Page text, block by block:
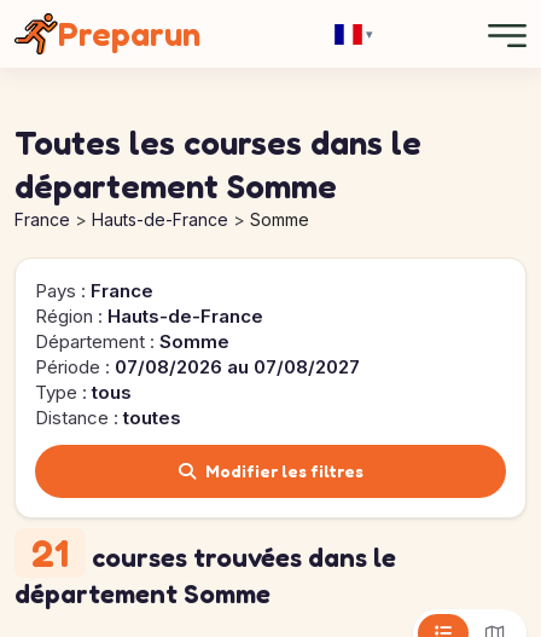
Preparun ▾
Toutes les courses dans le
département Somme
France Hauts-de-France Somme
Pays : France
Région : Hauts-de-France
Département : Somme
Période : 07/08/2026 au 07/08/2027
Type :tous
Distance :toutes
Modifier les filtres
21 courses trouvées dans le
département Somme
Panneau de gestion des cookies